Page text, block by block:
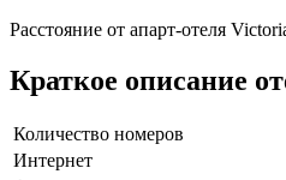
Расстояние от апарт-отеля
Краткое описание
Количество номеров
Интернет